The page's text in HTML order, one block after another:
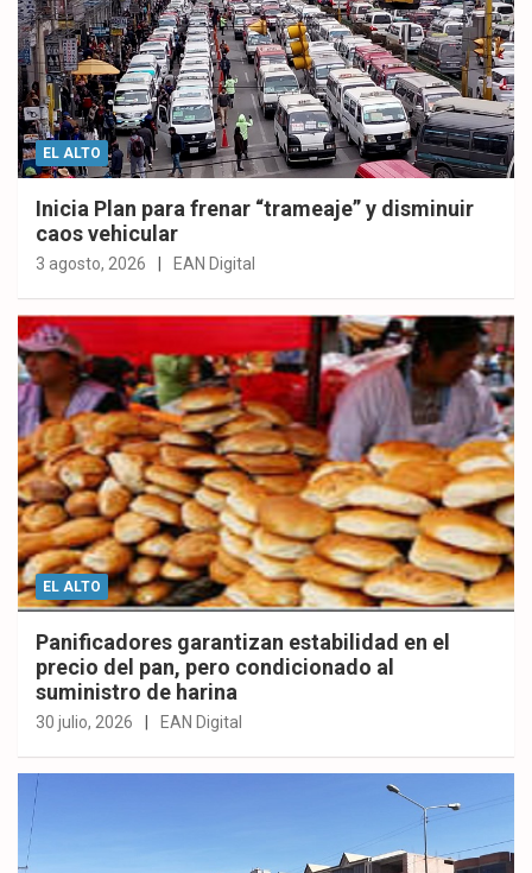
EL ALTO
Inicia Plan para frenar “trameaje” y disminuir
caos vehicular
3 agosto, 2026 EAN Digital
EL ALTO
Panificadores garantizan estabilidad en el
precio del pan, pero condicionado al
suministro de harina
30 julio, 2026 EAN Digital